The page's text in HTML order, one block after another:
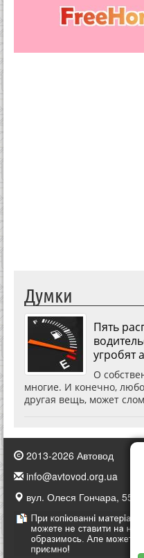
Думки
Пять
угробят
О
многие. И конечно,
другая вещь, может
2013-2026 Автовод
info@avtovod.org.ua
вул. Олеся Гончара, 55,